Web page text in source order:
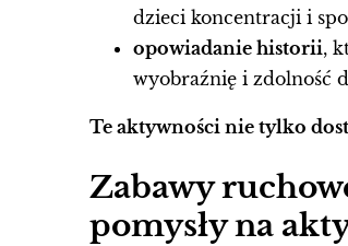
dzieci koncentracji i
opowiadanie historii,
wyobraźnię i zdolność
Te aktywności nie tylko
Zabawy
pomysły na